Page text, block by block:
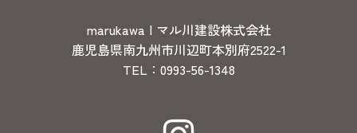
marukawa | マル川建設株式会社
鹿児島県南九州市川辺町本別府2522-1
TEL：0993-56-1348